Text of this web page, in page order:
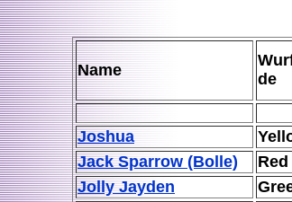
Name
de
Joshua
Jack Sparrow (Bolle)
Red
Jolly Jayden